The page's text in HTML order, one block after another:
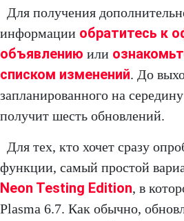
Для получения
информации обратитесь к
объявлению или
списком изменений. До
запланированного на
получит шесть обновлений.
Для тех, кто хочет сразу
функции, самый простой
Neon Testing Edition, в
Plasma 6.7. Как обычно,